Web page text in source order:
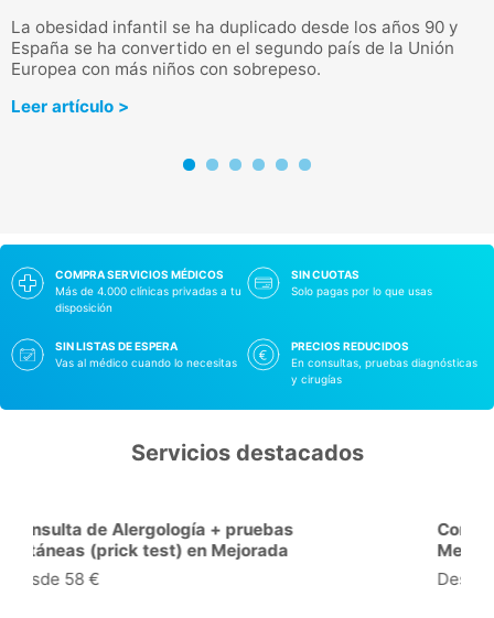
La obesidad infantil se ha duplicado desde los años 90 y
España se ha convertido en el segundo país de la Unión
Europea con más niños con sobrepeso.
Leer artículo >
COMPRA SERVICIOS MÉDICOS
Más de 4.000 clínicas privadas a tu
disposición
SIN CUOTAS
Solo pagas por lo que usas
SIN LISTAS DE ESPERA
Vas al médico cuando lo necesitas
PRECIOS REDUCIDOS
En consultas, pruebas diagnósticas
y cirugías
Servicios destacados
Consulta de Cardiología en
Mejorada del Campo